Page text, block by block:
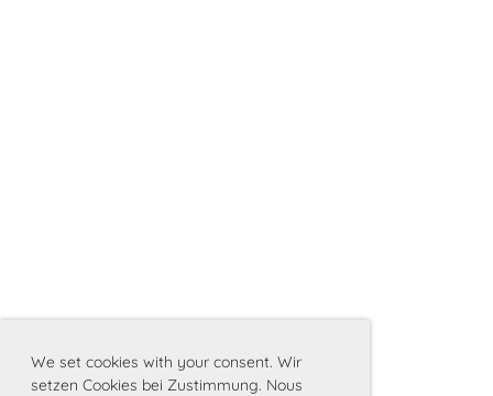
We set cookies with your consent. Wir
setzen Cookies bei Zustimmung. Nous